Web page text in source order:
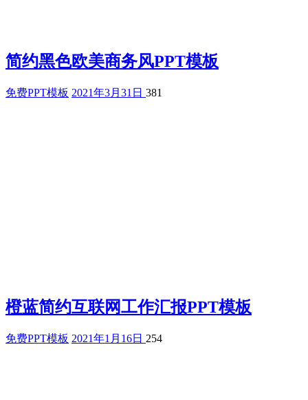
简约黑色欧美商务风PPT模板
免费PPT模板 2021年3月31日 381
橙蓝简约互联网工作汇报PPT模板
免费PPT模板 2021年1月16日 254